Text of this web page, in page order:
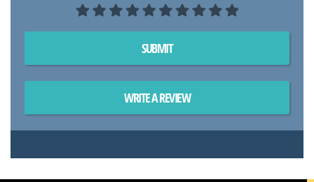
SUBMIT
WRITE A REVIEW